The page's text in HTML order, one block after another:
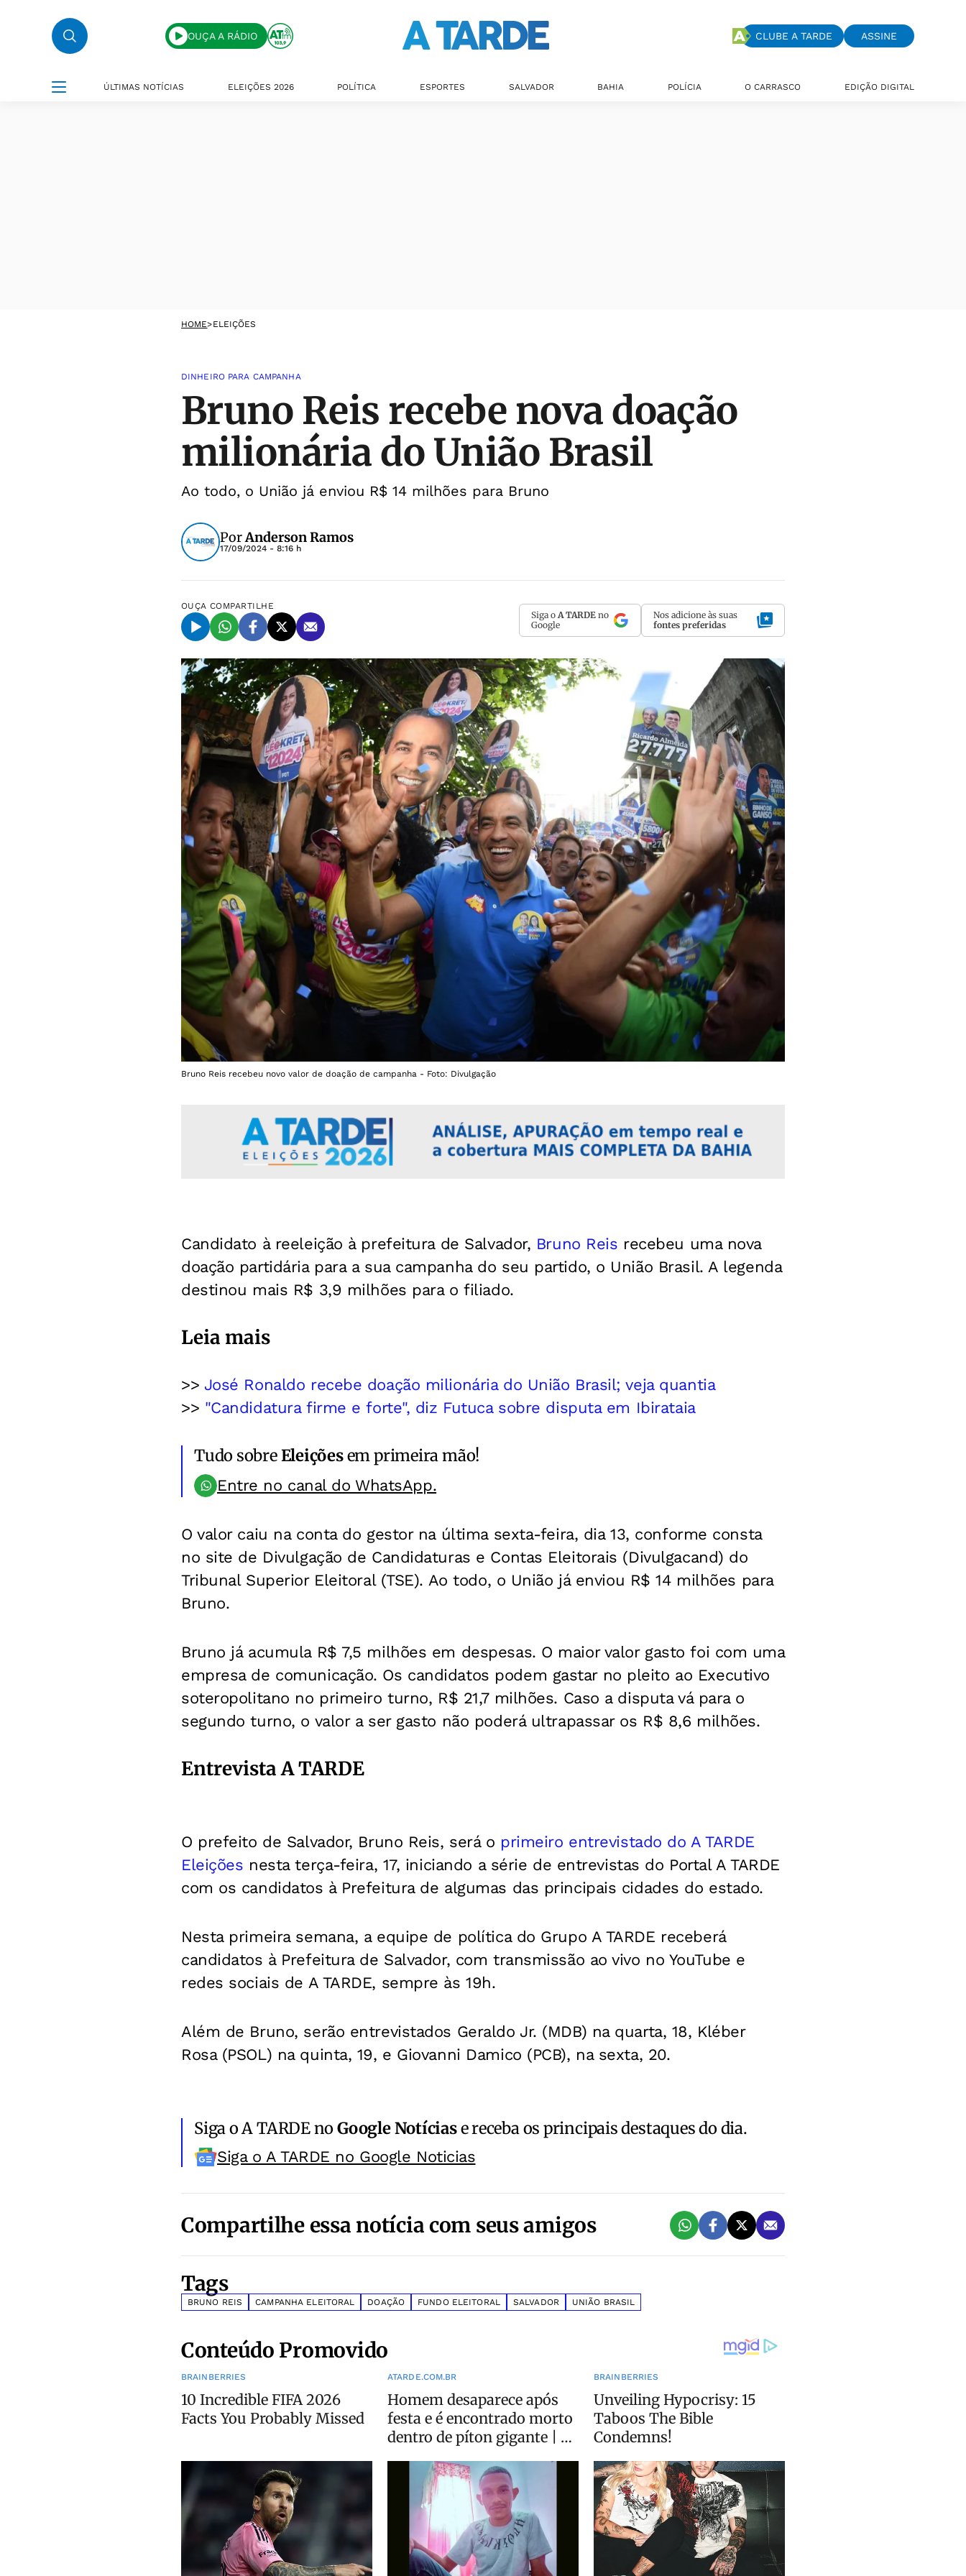
OUÇA A RÁDIO CLUBE A TARDE ASSINE
ÚLTIMAS NOTÍCIAS ELEIÇÕES 2026 POLÍTICA ESPORTES SALVADOR BAHIA POLÍCIA O CARRASCO EDIÇÃO DIGITAL
HOME>ELEIÇÕES
DINHEIRO PARA CAMPANHA
Bruno Reis recebe nova doação
milionária do União Brasil
Ao todo, o União já enviou R$ 14 milhões para Bruno
PorAnderson Ramos
17/09/2024 - 8:16 h
OUÇA COMPARTILHE
Siga o A TARDE no
Google
Nos adicione às suas
fontes preferidas
Bruno Reis recebeu novo valor de doação de campanha - Foto: Divulgação
Candidato à reeleição à prefeitura de Salvador, Bruno Reis recebeu uma nova
doação partidária para a sua campanha do seu partido, o União Brasil. A legenda
destinou mais R$ 3,9 milhões para o filiado.
Leia mais
>> José Ronaldo recebe doação milionária do União Brasil; veja quantia
>> "Candidatura firme e forte", diz Futuca sobre disputa em Ibirataia
Tudo sobreEleiçõesem primeira mão!
Entre no canal do WhatsApp.
O valor caiu na conta do gestor na última sexta-feira, dia 13, conforme consta
no site de Divulgação de Candidaturas e Contas Eleitorais (Divulgacand) do
Tribunal Superior Eleitoral (TSE). Ao todo, o União já enviou R$ 14 milhões para
Bruno.
Bruno já acumula R$ 7,5 milhões em despesas. O maior valor gasto foi com uma
empresa de comunicação. Os candidatos podem gastar no pleito ao Executivo
soteropolitano no primeiro turno, R$ 21,7 milhões. Caso a disputa vá para o
segundo turno, o valor a ser gasto não poderá ultrapassar os R$ 8,6 milhões.
Entrevista A TARDE
O prefeito de Salvador, Bruno Reis, será o primeiro entrevistado do A TARDE
Eleições nesta terça-feira, 17, iniciando a série de entrevistas do Portal A TARDE
com os candidatos à Prefeitura de algumas das principais cidades do estado.
Nesta primeira semana, a equipe de política do Grupo A TARDE receberá
candidatos à Prefeitura de Salvador, com transmissão ao vivo no YouTube e
redes sociais de A TARDE, sempre às 19h.
Além de Bruno, serão entrevistados Geraldo Jr. (MDB) na quarta, 18, Kléber
Rosa (PSOL) na quinta, 19, e Giovanni Damico (PCB), na sexta, 20.
Siga o A TARDE noGoogle Notíciase receba os principais destaques do dia.
Siga o A TARDE no Google Noticias
Compartilhe essa notícia com seus amigos
Tags
BRUNO REIS CAMPANHA ELEITORAL DOAÇÃO FUNDO ELEITORAL SALVADOR UNIÃO BRASIL